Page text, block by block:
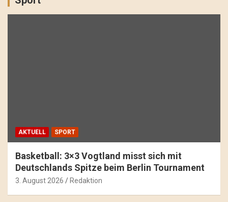
AKTUELL SPORT
Basketball: 3×3 Vogtland misst sich mit
Deutschlands Spitze beim Berlin Tournament
3. August 2026 Redaktion